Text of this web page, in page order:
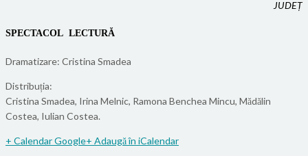
JUDEȚ
SPECTACOL LECTURĂ
Dramatizare: Cristina Smadea
Distribuția:
Cristina Smadea, Irina Melnic, Ramona Benchea Mincu, Mădălin
Costea, Iulian Costea.
+ Calendar Google+ Adaugă în iCalendar